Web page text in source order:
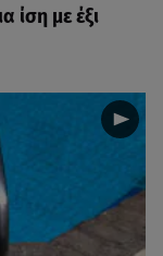
ίση με έξι